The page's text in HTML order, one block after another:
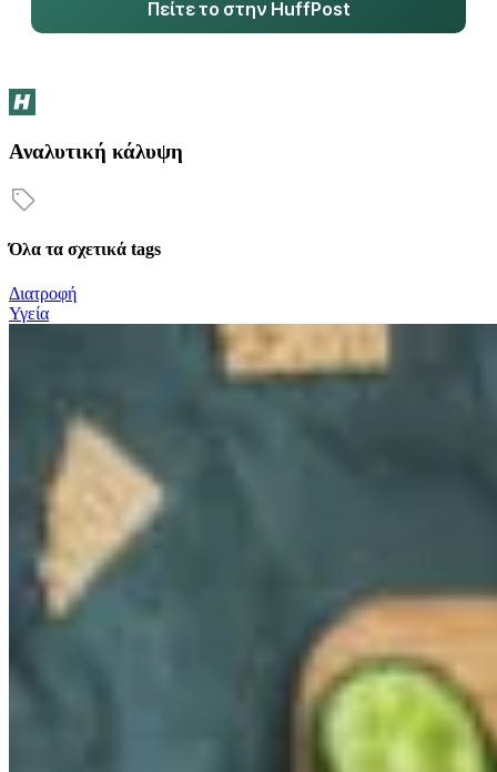
Πείτε το στην HuffPost
Αναλυτική κάλυψη
Όλα τα σχετικά tags
Διατροφή
Υγεία